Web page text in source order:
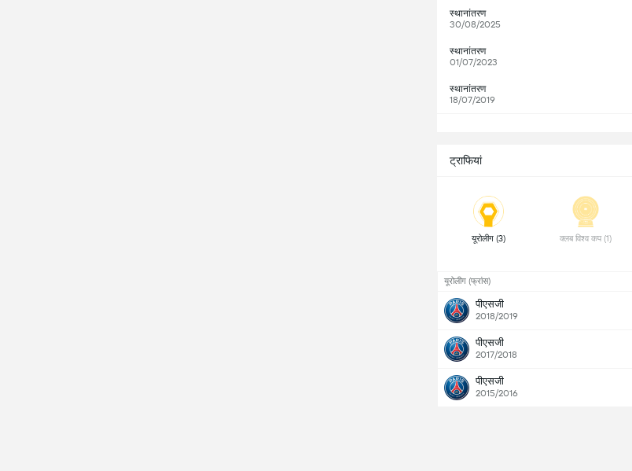
स्थानांतरण
30/08/2025
स्थानांतरण
01/07/2023
स्थानांतरण
18/07/2019
ट्राफियां
यूरोलीग (3)
यूरोलीग (फ्रांस)
पीएसजी
2018/2019
पीएसजी
2017/2018
पीएसजी
2015/2016